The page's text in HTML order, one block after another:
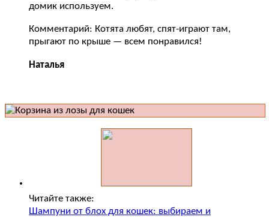
домик используем.
Комментарий: Котята любят, спят-играют там,
прыгают по крыше — всем понравился!
Наталья
Читайте также:
Шампуни от блох для кошек: выбираем и